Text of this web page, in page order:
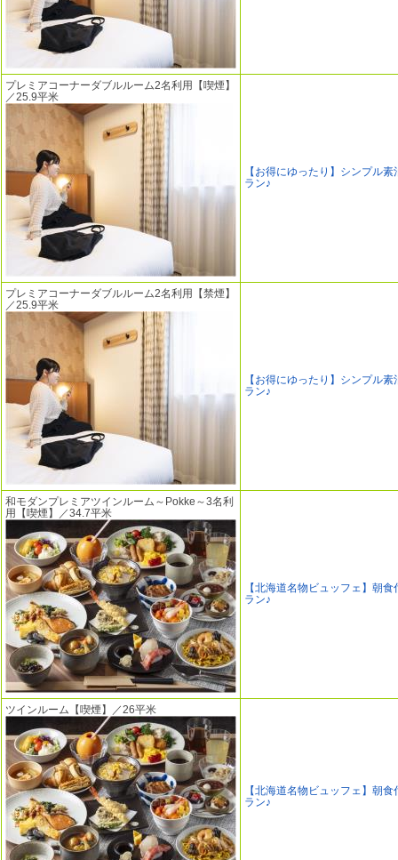
プレミアコーナーダブルルーム2名利用【喫煙】
／25.9平米
【お得にゆったり】シンプル素
ラン♪
プレミアコーナーダブルルーム2名利用【禁煙】
／25.9平米
【お得にゆったり】シンプル素
ラン♪
和モダンプレミアツインルーム～Pokke～3名利
用【喫煙】／34.7平米
【北海道名物ビュッフェ】朝食
ラン♪
ツインルーム【喫煙】／26平米
【北海道名物ビュッフェ】朝食
ラン♪